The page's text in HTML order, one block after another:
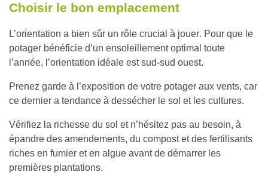
Choisir le bon emplacement
L’orientation a bien sûr un rôle crucial à jouer. Pour que le
potager bénéficie d’un ensoleillement optimal toute
l’année, l’orientation idéale est sud-sud ouest.
Prenez garde à l’exposition de votre potager aux vents, car
ce dernier a tendance à dessécher le sol et les cultures.
Vérifiez la richesse du sol et n’hésitez pas au besoin, à
épandre des amendements, du compost et des fertilisants
riches en fumier et en algue avant de démarrer les
premières plantations.